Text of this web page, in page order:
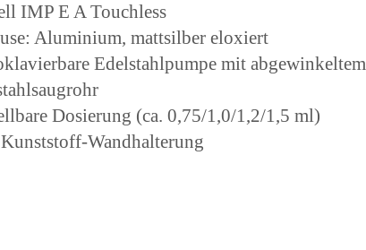
IMP E A Touchless
Aluminium, mattsilber eloxiert
Edelstahlpumpe mit abgewinkeltem
Dosierung (ca. 0,75/1,0/1,2/1,5 ml)
Wandhalterung